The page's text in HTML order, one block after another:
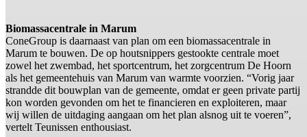
Biomassacentrale in Marum
ConeGroup is daarnaast van plan om een biomassacentrale in
Marum te bouwen. De op houtsnippers gestookte centrale moet
zowel het zwembad, het sportcentrum, het zorgcentrum De Hoorn
als het gemeentehuis van Marum van warmte voorzien. “Vorig jaar
strandde dit bouwplan van de gemeente, omdat er geen private partij
kon worden gevonden om het te financieren en exploiteren, maar
wij willen de uitdaging aangaan om het plan alsnog uit te voeren”,
vertelt Teunissen enthousiast.